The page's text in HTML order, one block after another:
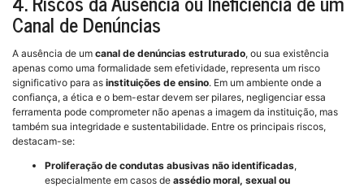
Canal de Denúncias
A ausência de um canal de denúncias estruturado, ou sua existência
apenas como uma formalidade sem efetividade, representa um risco
significativo para as instituições de ensino. Em um ambiente onde a
confiança, a ética e o bem-estar devem ser pilares, negligenciar essa
ferramenta pode comprometer não apenas a imagem da instituição, mas
também sua integridade e sustentabilidade. Entre os principais riscos,
destacam-se:
Proliferação de condutas abusivas não identificadas,
especialmente em casos de assédio moral, sexual ou